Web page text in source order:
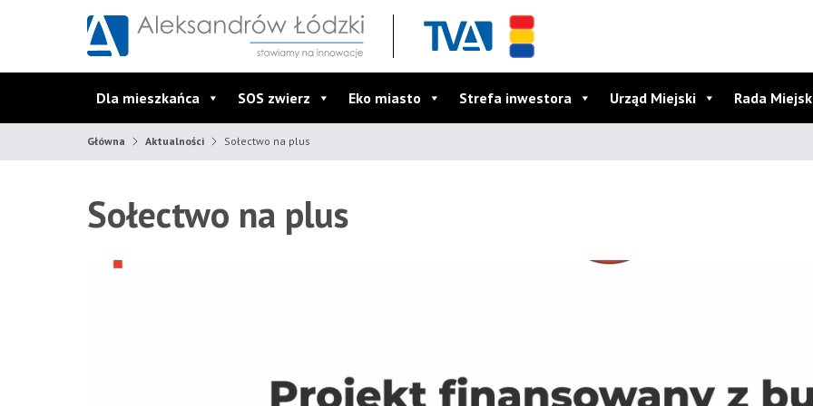
Dla mieszkańca SOS zwierz Eko miasto Strefa inwestora Urząd Miejski Rada
Główna Aktualności Sołectwo na plus
Sołectwo na plus